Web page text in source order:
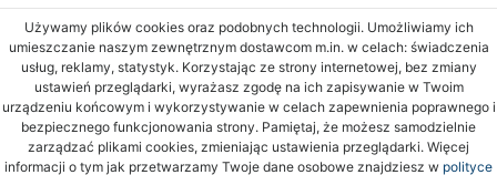
Używamy plików cookies oraz podobnych technologii. Umożliwiamy ich
umieszczanie naszym zewnętrznym dostawcom m.in. w celach: świadczenia
usług, reklamy, statystyk. Korzystając ze strony internetowej, bez zmiany
ustawień przeglądarki, wyrażasz zgodę na ich zapisywanie w Twoim
urządzeniu końcowym i wykorzystywanie w celach zapewnienia poprawnego i
bezpiecznego funkcjonowania strony. Pamiętaj, że możesz samodzielnie
zarządzać plikami cookies, zmieniając ustawienia przeglądarki. Więcej
informacji o tym jak przetwarzamy Twoje dane osobowe znajdziesz w polityce